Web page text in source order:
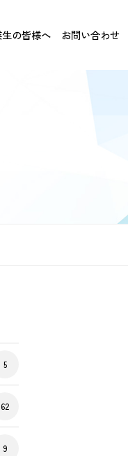
の皆様へ お問い合わせ
5
62
9